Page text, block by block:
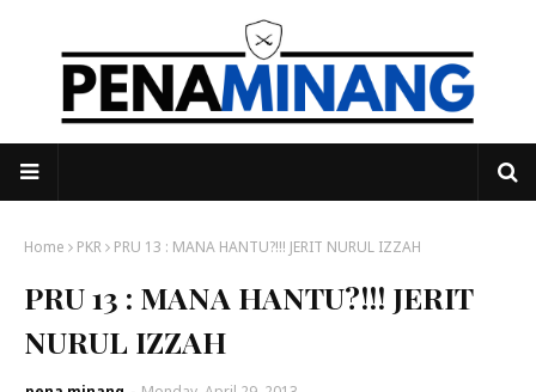
Home PKR PRU 13 : MANA HANTU?!!! JERIT NURUL IZZAH
PRU 13 : MANA HANTU?!!! JERIT
NURUL IZZAH